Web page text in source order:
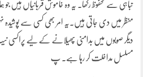
تباہی سے محفوظ رکھا۔ یہ وہ خاموش قربانیاں ہیں
منظر میں دی جاتی ہیں۔یہ امر بھی کسی سے پوشیدہ
دیگر صوبوں میں بدامنی پھیلانے کے لیے
مسلسل مداخلت کر رہا ہے۔ پ